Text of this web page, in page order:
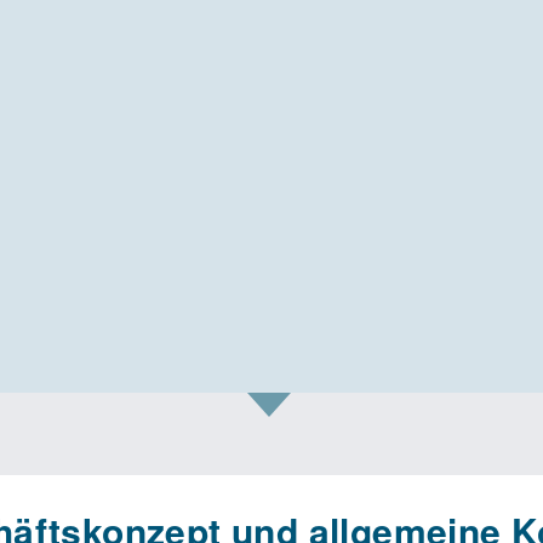
und allgemeine